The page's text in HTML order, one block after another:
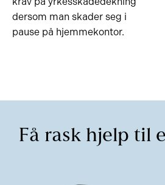
dersom man skader seg i
pause på hjemmekontor.
Få rask hjelp til